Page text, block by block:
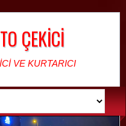
ÇEKİCİ
VE KURTARICI